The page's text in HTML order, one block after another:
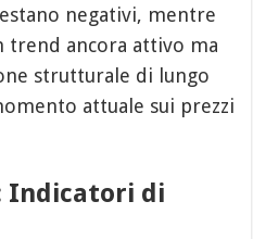
negativi, mentre
trend ancora attivo ma
strutturale di lungo
attuale sui prezzi
Indicatori di